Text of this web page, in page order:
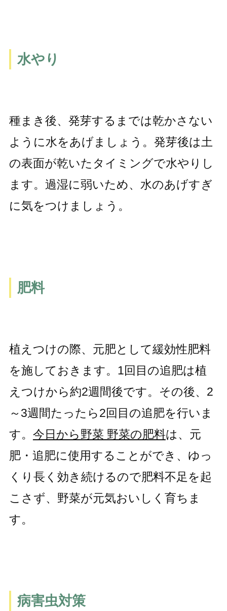
水やり
種まき後、発芽するまでは乾かさない
ように水をあげましょう。発芽後は土
の表面が乾いたタイミングで水やりし
ます。過湿に弱いため、水のあげすぎ
に気をつけましょう。
肥料
植えつけの際、元肥として緩効性肥料
を施しておきます。1回目の追肥は植
えつけから約2週間後です。その後、2
～3週間たったら2回目の追肥を行いま
す。 今日から野菜 野菜の肥料は、元
肥・追肥に使用することができ、ゆっ
くり長く効き続けるので肥料不足を起
こさず、野菜が元気おいしく育ちま
す。
病害虫対策